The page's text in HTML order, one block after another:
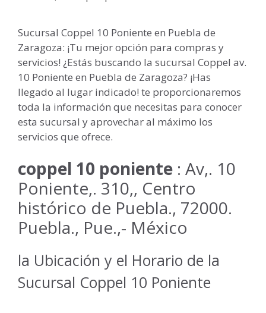
Sucursal Coppel 10 Poniente en Puebla de
Zaragoza: ¡Tu mejor opción para compras y
servicios! ¿Estás buscando la sucursal Coppel av.
10 Poniente en Puebla de Zaragoza? ¡Has
llegado al lugar indicado! te proporcionaremos
toda la información que necesitas para conocer
esta sucursal y aprovechar al máximo los
servicios que ofrece.
coppel 10 poniente : Av,. 10
Poniente,. 310,, Centro
histórico de Puebla., 72000.
Puebla., Pue.,- México
la Ubicación y el Horario de la
Sucursal Coppel 10 Poniente